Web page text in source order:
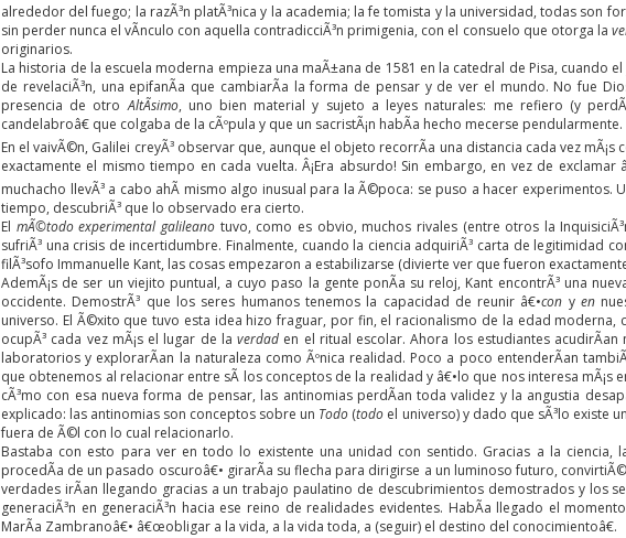
alrededor del fuego; la razÃ³n platÃ³nica y la academia; la fe tomista y la universidad, todas son
sin perder nunca el vÃ­nculo con aquella contradicciÃ³n primigenia, con el consuelo que otorga la
originarios.
La historia de la escuela moderna empieza una maÃ±ana de 1581 en la catedral de Pisa, cuando
de revelaciÃ³n, una epifanÃ­a que cambiarÃ­a la forma de pensar y de ver el mundo. No fue
presencia de otroAltÃ­simo, uno bien material y sujeto a leyes naturales: me refiero (y
candelabroâ€ que colgaba de la cÃºpula y que un sacristÃ¡n habÃ­a hecho mecerse pendularmente.
En el vaivÃ©n, Galilei creyÃ³ observar que, aunque el objeto recorrÃ­a una distancia cada vez
exactamente el mismo tiempo en cada vuelta. Â¡Era absurdo! Sin embargo, en vez de exclamar
muchacho llevÃ³ a cabo ahÃ­ mismo algo inusual para la Ã©poca: se puso a hacer
tiempo, descubriÃ³ que lo observado era cierto.
El mÃ©todo experimental galileanotuvo, como es obvio, muchos rivales (entre otros la
sufriÃ³ una crisis de incertidumbre. Finalmente, cuando la ciencia adquiriÃ³ carta de legitimidad
filÃ³sofo Immanuelle Kant, las cosas empezaron a estabilizarse (divierte ver que fueron
AdemÃ¡s de ser un viejito puntual, a cuyo paso la gente ponÃ­a su reloj, Kant encontrÃ³ una
occidente. DemostrÃ³ que los seres humanos tenemos la capacidad de reunir â€•con yen
universo. El Ã©xito que tuvo esta idea hizo fraguar, por fin, el racionalismo de la edad moderna,
ocupÃ³ cada vez mÃ¡s el lugar de la verdad en el ritual escolar. Ahora los estudiantes
laboratorios y explorarÃ­an la naturaleza como Ãºnica realidad. Poco a poco entenderÃ­an
que obtenemos al relacionar entre sÃ­ los conceptos de la realidad y â€•lo que nos interesa mÃ¡s
cÃ³mo con esa nueva forma de pensar, las antinomias perdÃ­an toda validez y la angustia
explicado: las antinomias son conceptos sobre un Todo (todo el universo) y dado que sÃ³lo existe un
fuera de Ã©l con lo cual relacionarlo.
Bastaba con esto para ver en todo lo existente una unidad con sentido. Gracias a la ciencia,
procedÃ­a de un pasado oscuroâ€• girarÃ­a su flecha para dirigirse a un luminoso futuro,
verdades irÃ­an llegando gracias a un trabajo paulatino de descubrimientos demostrados y los
generaciÃ³n en generaciÃ³n hacia ese reino de realidades evidentes. HabÃ­a llegado el
MarÃ­a Zambranoâ€• â€œobligar a la vida, a la vida toda, a (seguir) el destino del conocimientoâ€.